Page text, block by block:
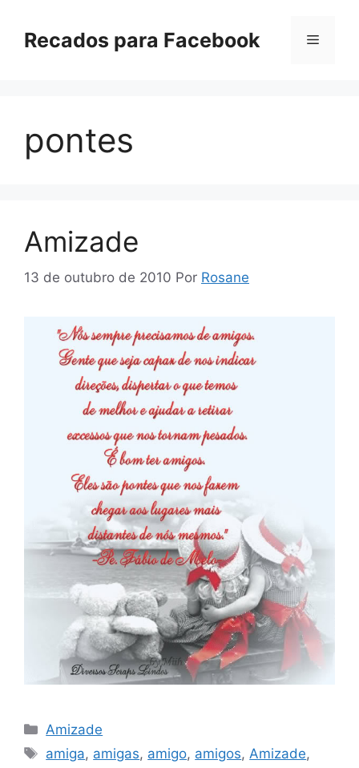
paraRecados para Facebook Menu
pontes
Amizade
13 de outubro de 2010 Por Rosane
Categorias
Amizade
Tags
amiga, amigas, amigo, amigos,Amizade,